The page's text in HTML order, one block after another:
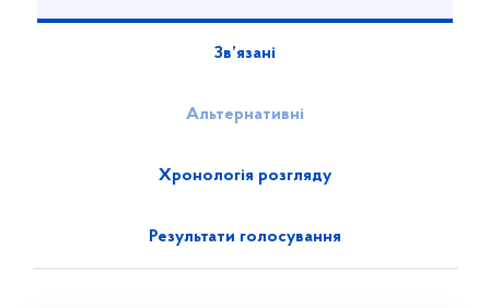
Зв’язані
Альтернативні
Хронологія розгляду
Результати голосування